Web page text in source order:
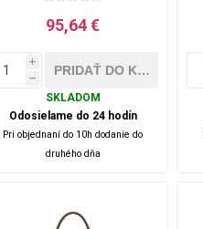
95,64 €
i
h
SKLADOM
Odosielame do 24 hodín
Pri objednaní do 10h dodanie do
druhého dňa